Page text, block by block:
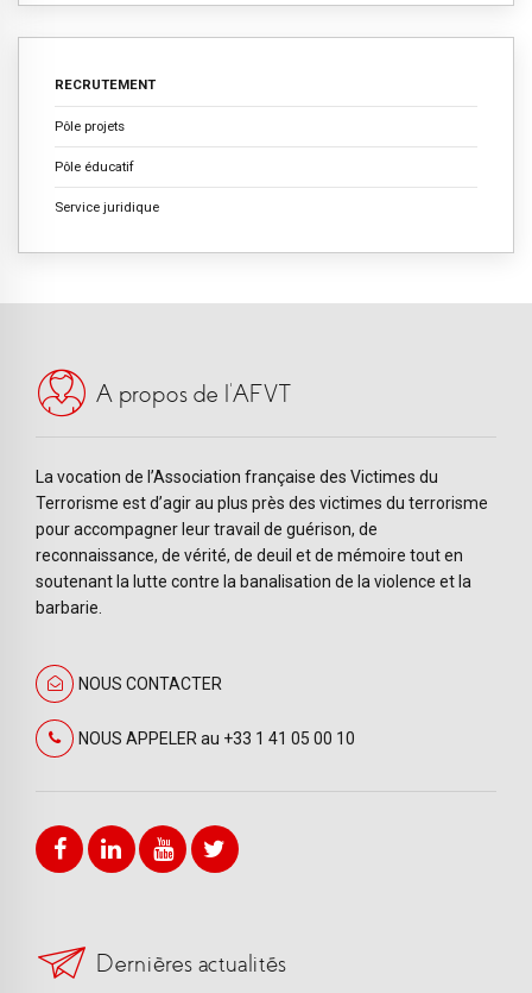
RECRUTEMENT
Pôle projets
Pôle éducatif
Service juridique
A propos de l’AFVT
La vocation de l’Association française des Victimes du
Terrorisme est d’agir au plus près des victimes du terrorisme
pour accompagner leur travail de guérison, de
reconnaissance, de vérité, de deuil et de mémoire tout en
soutenant la lutte contre la banalisation de la violence et la
barbarie.
NOUS CONTACTER
NOUS APPELER au +33 1 41 05 00 10
Dernières actualités